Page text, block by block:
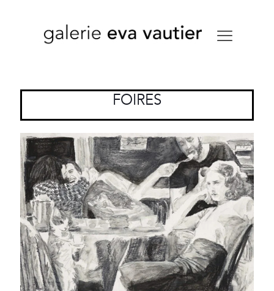
FOIRES